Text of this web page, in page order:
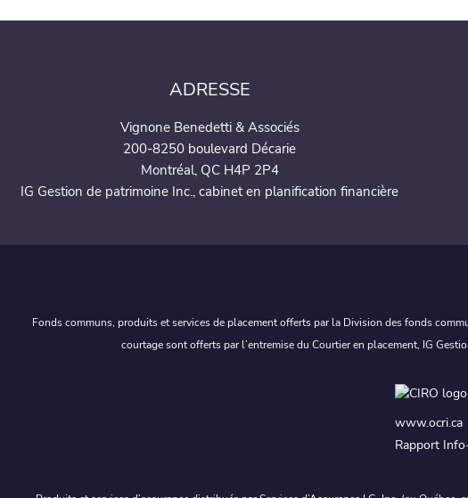
ADRESSE
Vignone Benedetti & Associés
200-8250 boulevard Décarie
Montréal, QC H4P 2P4
IG Gestion de patrimoine Inc., cabinet en planification financière
Fonds communs, produits et services de placement offerts par la Division des fonds
courtage sont offerts par l’entremise du Courtier en placement, IG
www.ocri.ca
Rapport